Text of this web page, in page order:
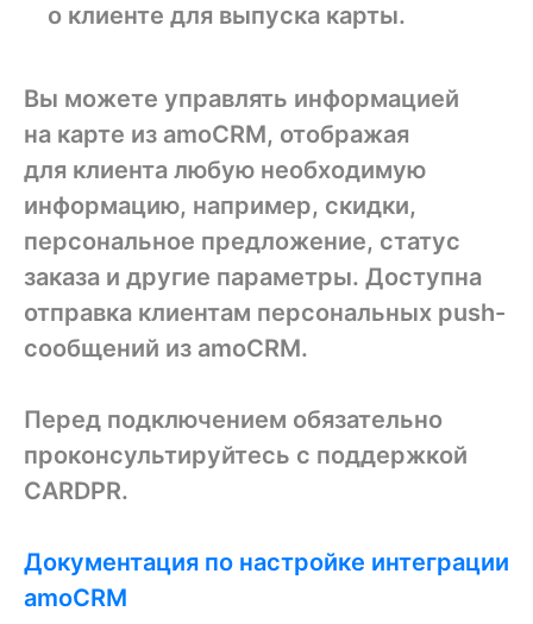
о клиенте для выпуска карты.
Вы можете управлять информацией
на карте из amoCRM, отображая
для клиента любую необходимую
информацию, например, скидки,
персональное предложение, статус
заказа и другие параметры. Доступна
отправка клиентам персональных push-
сообщений из amoCRM.
Перед подключением обязательно
проконсультируйтесь с поддержкой
CARDPR.
Документация по настройке интеграции
amoCRM